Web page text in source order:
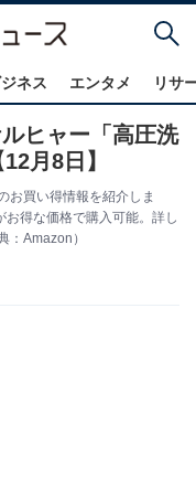
ネス エンタメ リサ
ヒャー「高圧洗
月8日】
お買い得情報を紹介しま
得な価格で購入可能。詳し
：Amazon）